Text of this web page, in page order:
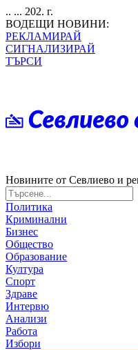
.. ... 202. г.
ВОДЕЩИ НОВИНИ:
РЕКЛАМИРАЙ
СИГНАЛИЗИРАЙ
ТЪРСИ
Новините от Севлиево и
Политика
Криминални
Бизнес
Общество
Образование
Култура
Спорт
Здраве
Интервю
Анализи
Работа
Избори